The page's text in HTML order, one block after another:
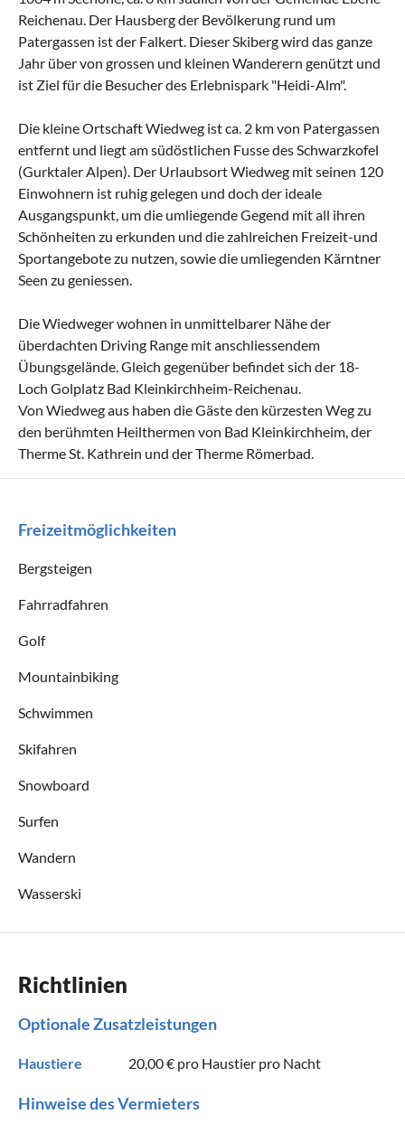
Reichenau. Der Hausberg der Bevölkerung rund um
Patergassen ist der Falkert. Dieser Skiberg wird das ganze
Jahr über von grossen und kleinen Wanderern genützt und
ist Ziel für die Besucher des Erlebnispark "Heidi-Alm".
Die kleine Ortschaft Wiedweg ist ca. 2 km von Patergassen
entfernt und liegt am südöstlichen Fusse des Schwarzkofel
(Gurktaler Alpen). Der Urlaubsort Wiedweg mit seinen 120
Einwohnern ist ruhig gelegen und doch der ideale
Ausgangspunkt, um die umliegende Gegend mit all ihren
Schönheiten zu erkunden und die zahlreichen Freizeit-und
Sportangebote zu nutzen, sowie die umliegenden Kärntner
Seen zu geniessen.
Die Wiedweger wohnen in unmittelbarer Nähe der
überdachten Driving Range mit anschliessendem
Übungsgelände. Gleich gegenüber befindet sich der 18-
Loch Golplatz Bad Kleinkirchheim-Reichenau.
Von Wiedweg aus haben die Gäste den kürzesten Weg zu
den berühmten Heilthermen von Bad Kleinkirchheim, der
Therme St. Kathrein und der Therme Römerbad.
Freizeitmöglichkeiten
Bergsteigen
Fahrradfahren
Golf
Mountainbiking
Schwimmen
Skifahren
Snowboard
Surfen
Wandern
Wasserski
Richtlinien
Optionale Zusatzleistungen
Haustiere 20,00 € pro Haustier pro Nacht
Hinweise des Vermieters